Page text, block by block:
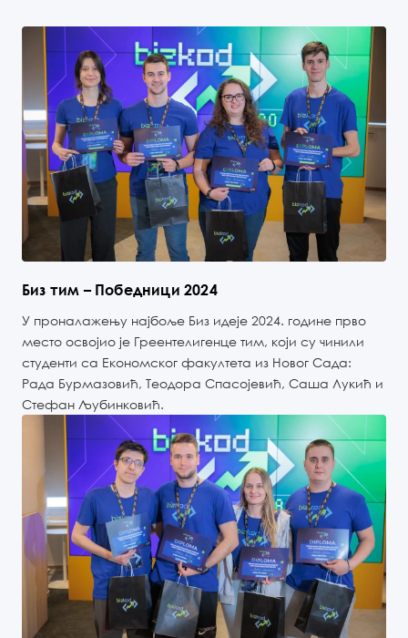
Биз тим – Победници 2024
У проналажењу најбоље Биз идеје 2024. године прво
место освојио је Греентелигенце тим, који су чинили
студенти са Економског факултета из Новог Сада:
Рада Бурмазовић, Теодора Спасојевић, Саша Лукић и
Стефан Љубинковић.